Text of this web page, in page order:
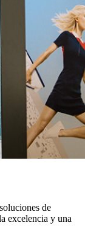
de
excelencia y una